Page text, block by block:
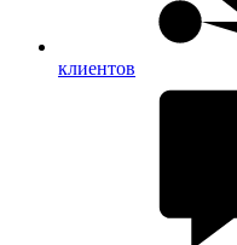
клиентов